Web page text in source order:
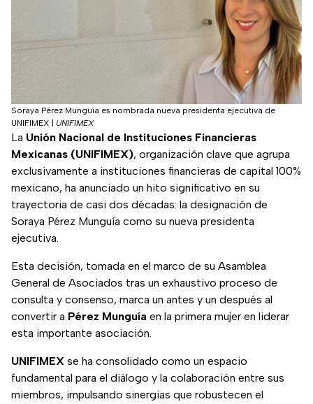
Soraya Pérez Munguía es nombrada nueva presidenta ejecutiva de
UNIFIMEX
UNIFIMEX
La Unión Nacional de Instituciones Financieras
Mexicanas (UNIFIMEX), organización clave que agrupa
exclusivamente a instituciones financieras de capital 100%
mexicano, ha anunciado un hito significativo en su
trayectoria de casi dos décadas: la designación de
Soraya Pérez Munguía como su nueva presidenta
ejecutiva.
Esta decisión, tomada en el marco de su Asamblea
General de Asociados tras un exhaustivo proceso de
consulta y consenso, marca un antes y un después al
convertir a Pérez Munguía en la primera mujer en liderar
esta importante asociación.
UNIFIMEX se ha consolidado como un espacio
fundamental para el diálogo y la colaboración entre sus
miembros, impulsando sinergias que robustecen el